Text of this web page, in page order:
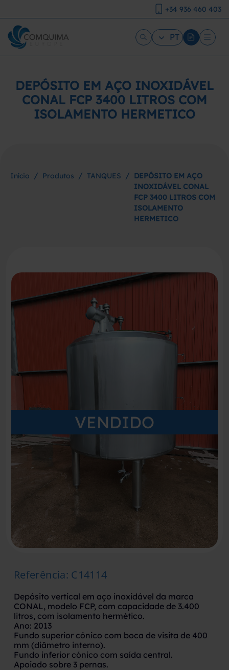
+34 936 460 403
PT
DEPÓSITO EM AÇO INOXIDÁVEL
CONAL FCP 3400 LITROS COM
ISOLAMENTO HERMETICO
Início / Produtos / TANQUES / DEPÓSITO EM AÇO
INOXIDÁVEL CONAL
FCP 3400 LITROS COM
ISOLAMENTO
HERMETICO
VENDIDO
Referência: C14114
Depósito vertical em aço inoxidável da marca
CONAL, modelo FCP, com capacidade de 3.400
litros, com isolamento hermético.
Ano: 2013
Fundo superior cónico com boca de visita de 400
mm (diâmetro interno).
Fundo inferior cónico com saída central.
Apoiado sobre 3 pernas.